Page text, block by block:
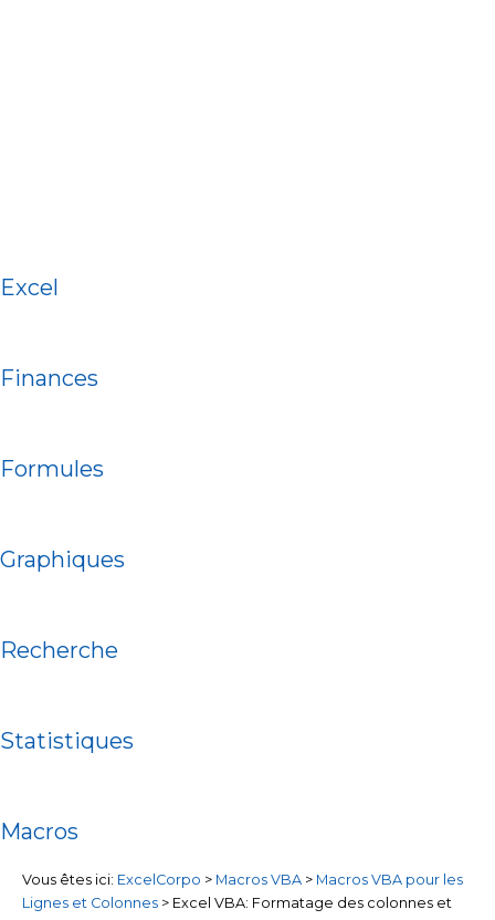
Excel
Finances
Formules
Graphiques
Recherche
Statistiques
Macros
Vous êtes ici: ExcelCorpo > Macros VBA > Macros VBA pour les
Lignes et Colonnes > Excel VBA: Formatage des colonnes et